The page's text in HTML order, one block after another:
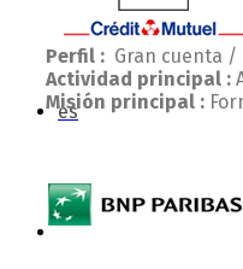
es
Perfil : Gran cuenta /
Actividad principal :
Misión principal :